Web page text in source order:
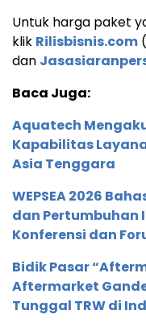
Untuk harga paket
klik Rilisbisnis.com
dan
Baca Juga:
Aquatech
Kapabilitas
Asia Tenggara
WEPSEA 2026
dan Pertumbuhan
Konferensi dan
Bidik Pasar
Aftermarket
Tunggal TRW di